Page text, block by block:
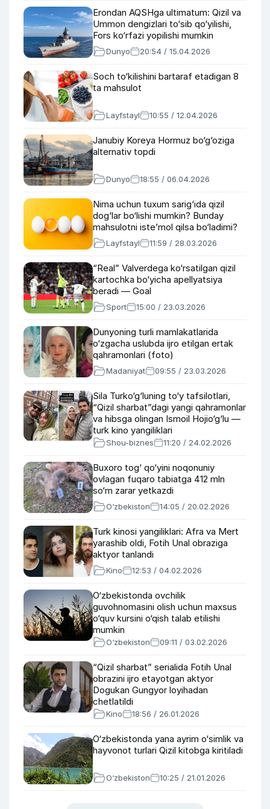
Erondan AQSHga ultimatum: Qizil va
Ummon dengizlari to‘sib qo‘yilishi,
Fors ko‘rfazi yopilishi mumkin
Dunyo 20:54 / 15.04.2026
Soch to‘kilishini bartaraf etadigan 8
ta mahsulot
Layfstayl 10:55 / 12.04.2026
Janubiy Koreya Hormuz bo‘g‘oziga
alternativ topdi
Dunyo 18:55 / 06.04.2026
Nima uchun tuxum sarig‘ida qizil
dog‘lar bo‘lishi mumkin? Bunday
mahsulotni iste’mol qilsa bo‘ladimi?
Layfstayl 11:59 / 28.03.2026
“Real” Valverdega ko‘rsatilgan qizil
kartochka bo‘yicha apellyatsiya
beradi — Goal
Sport 15:00 / 23.03.2026
Dunyoning turli mamlakatlarida
o‘zgacha uslubda ijro etilgan ertak
qahramonlari (foto)
Madaniyat 09:55 / 23.03.2026
Sila Turko‘g‘luning to‘y tafsilotlari,
“Qizil sharbat”dagi yangi qahramonlar
va hibsga olingan Ismoil Hojio‘g‘lu —
turk kino yangiliklari
Shou-biznes 11:20 / 24.02.2026
Buxoro tog‘ qo‘yini noqonuniy
ovlagan fuqaro tabiatga 412 mln
so‘m zarar yetkazdi
O‘zbekiston 14:05 / 20.02.2026
Turk kinosi yangiliklari: Afra va Mert
yarashib oldi, Fotih Unal obraziga
aktyor tanlandi
Kino 12:53 / 04.02.2026
O‘zbekistonda ovchilik
guvohnomasini olish uchun maxsus
o‘quv kursini o‘qish talab etilishi
mumkin
O‘zbekiston 09:11 / 03.02.2026
“Qizil sharbat” serialida Fotih Unal
obrazini ijro etayotgan aktyor
Dogukan Gungyor loyihadan
chetlatildi
Kino 18:56 / 26.01.2026
O‘zbekistonda yana ayrim o‘simlik va
hayvonot turlari Qizil kitobga kiritiladi
O‘zbekiston 10:25 / 21.01.2026